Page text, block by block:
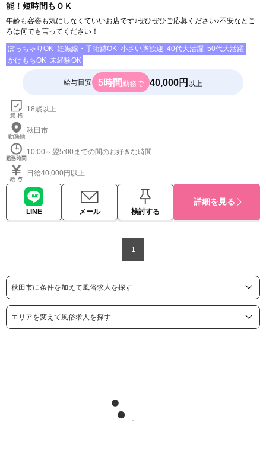
能！短時間もＯＫ
年齢も容姿も気にしなくていいお店です♪ぜひぜひご応募ください♪不安なとこ
ろは何でも言ってください！
ぽっちゃりOK 妊娠線・手術跡OK 小さい胸歓迎 40代大活躍 50代大活躍
かけもちOK 未経験OK
給与目安 5時間勤務で 40,000円 以上
18歳以上
秋田市
10:00～翌5:00までの間のお好きな時間
日給40,000円以上
LINE メール 検討する
詳細を見る
1
秋田市に条件を加えて風俗求人を探す
エリアを変えて風俗求人を探す